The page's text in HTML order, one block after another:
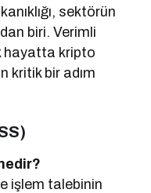
sektörün
biri. Verimli
hayatta kripto
kritik bir adım
işlem talebinin